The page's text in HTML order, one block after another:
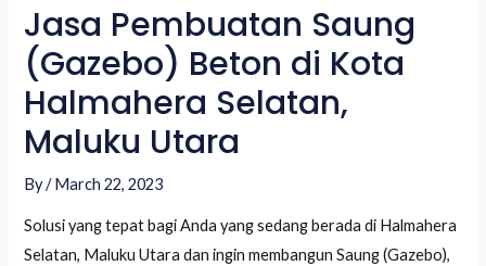
Jasa Pembuatan Saung
(Gazebo) Beton di Kota
Halmahera Selatan,
Maluku Utara
By/March 22, 2023
Solusi yang tepat bagi Anda yang sedang berada di Halmahera
Selatan, Maluku Utara dan ingin membangun Saung (Gazebo),